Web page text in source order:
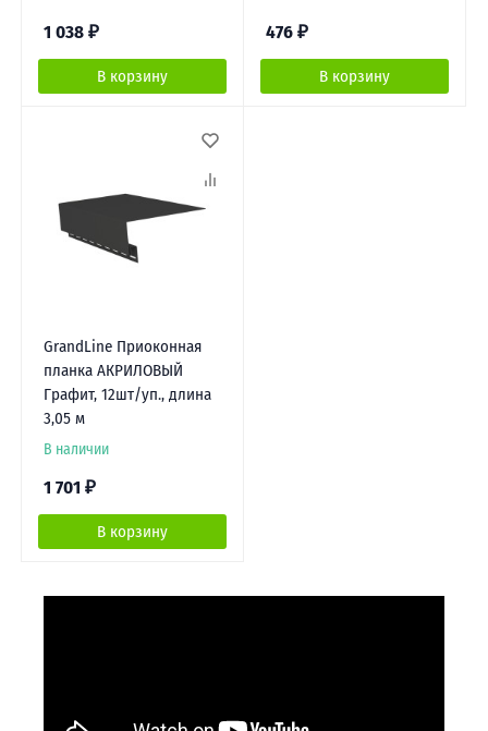
1 038 ₽
В корзину
476 ₽
В корзину
GrandLine Приоконная
планка АКРИЛОВЫЙ
Графит, 12шт/уп., длина
3,05 м
В наличии
1 701 ₽
В корзину